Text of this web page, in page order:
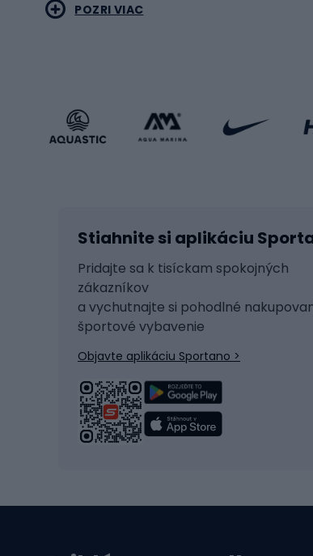
Príslušenstvo v športovom štýle
Beh na lyžiach
Skitouring
Korčule
Snowboard
Turistická obuv
Trekingová obuv
POZRI VIAC
Stiahnite si aplikáciu
Pridajte sa k tisíckam spokojných
zákazníkov
a vychutnajte si pohodlné
športové vybavenie
Objavte aplikáciu Sportano >